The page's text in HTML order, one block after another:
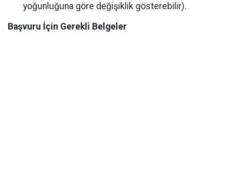
yoğunluğuna göre değişiklik gösterebilir).
Başvuru İçin Gerekli Belgeler